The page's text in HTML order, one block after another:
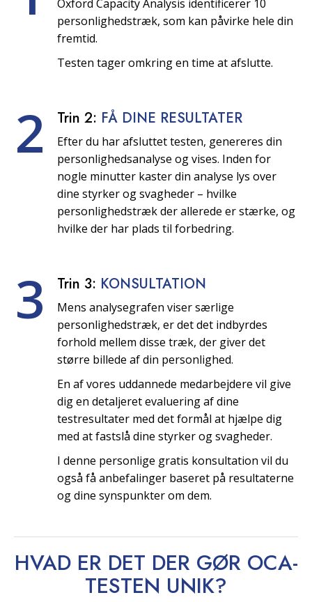
Oxford Capacity Analysis identificerer 10
personlighedstræk, som kan påvirke hele din
fremtid.
Testen tager omkring en time at afslutte.
2 Trin 2: FÅ DINE RESULTATER
Efter du har afsluttet testen, genereres din
personlighedsanalyse og vises. Inden for
nogle minutter kaster din analyse lys over
dine styrker og svagheder – hvilke
personlighedstræk der allerede er stærke, og
hvilke der har plads til forbedring.
3 Trin 3: KONSULTATION
Mens analysegrafen viser særlige
personlighedstræk, er det det indbyrdes
forhold mellem disse træk, der giver det
større billede af din personlighed.
En af vores uddannede medarbejdere vil give
dig en detaljeret evaluering af dine
testresultater med det formål at hjælpe dig
med at fastslå dine styrker og svagheder.
I denne personlige gratis konsultation vil du
også få anbefalinger baseret på resultaterne
og dine synspunkter om dem.
HVAD ER DET DER GØR OCA-
TESTEN UNIK?